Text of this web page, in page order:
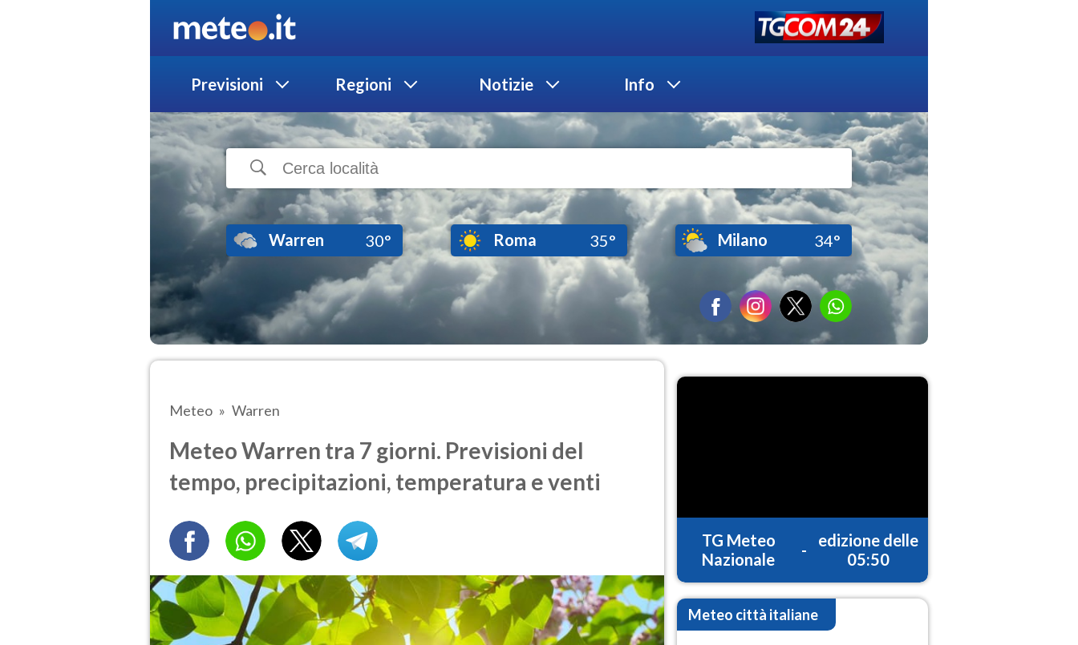
Previsioni Regioni Notizie Info
Warren 30° Roma 35° Milano 34°
Meteo Warren
Meteo Warren tra 7 giorni. Previsioni del
tempo, precipitazioni, temperatura e venti
TG Meteo
Nazionale
-
edizione delle
05:50
Meteo città italiane